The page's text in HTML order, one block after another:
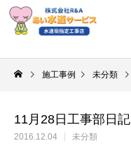
施工事例 未分類
11月28日工事部日記
2016.12.04 未分類